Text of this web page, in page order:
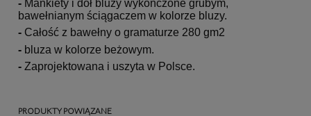
- Mankiety i dół bluzy wykończone grubym,
bawełnianym ściągaczem w kolorze bluzy.
- Całość z bawełny o gramaturze 280 gm2
- bluza w kolorze beżowym.
- Zaprojektowana i uszyta w Polsce.
PRODUKTY POWIĄZANE